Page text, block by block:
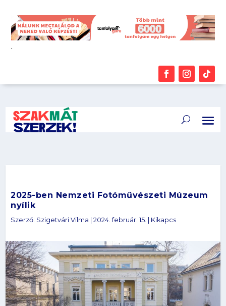
.
2025-ben Nemzeti Fotóművészeti Múzeum
nyílik
Szerző: Szigetvári Vilma |2024. február. 15. Kikapcs